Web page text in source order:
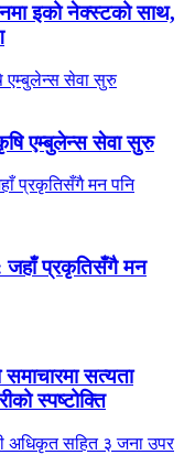
इको नेक्स्टको साथ,
एम्बुलेन्स सेवा सुरु
: जहाँ प्रकृतिसँगै मन
सत्यता
स्पष्टोक्ति